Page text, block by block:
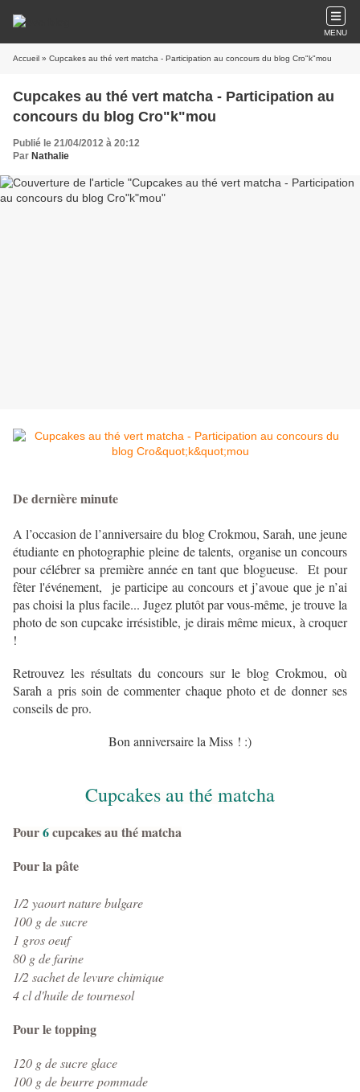
MENU
Accueil » Cupcakes au thé vert matcha - Participation au concours du blog Cro"k"mou
Cupcakes au thé vert matcha - Participation au
concours du blog Cro"k"mou
Publié le 21/04/2012 à 20:12
Par Nathalie
De dernière minute
A l’occasion de l’anniversaire du blog Crokmou, Sarah, une jeune
étudiante en photographie pleine de talents, organise un concours
pour célébrer sa première année en tant queblogueuse. Et pour
fêter l'événement, je participe au concours et j’avoue que je n’ai
pas choisi la plus facile... Jugez plutôt par vous-même, je trouve la
photo de son cupcake irrésistible, je dirais même mieux, à croquer
!
Retrouvez les résultats du concours sur le blog Crokmou, où
Sarah a pris soin de commenter chaque photo et de donner ses
conseils de pro.
Bon anniversaire la Miss ! :)
Cupcakes au thé matcha
Pour6cupcakes au thé matcha
Pour la pâte
1/2 yaourt nature bulgare
100 g de sucre
1 gros oeuf
80 g de farine
1/2 sachet de levure chimique
4 cl d'huile de tournesol
Pour le topping
120 g de sucre glace
100 g de beurre pommade